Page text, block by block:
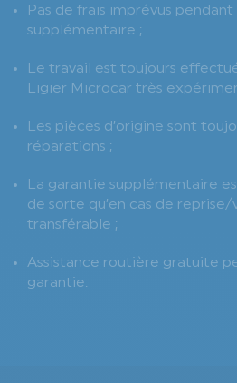
Pas de frais imprévus
supplémentaire ;
Le travail est toujours
Ligier Microcar très
Les pièces d’origine sont
réparations ;
La garantie supplémentaire
de sorte qu’en cas de
transférable ;
Assistance routière gratuite
garantie.